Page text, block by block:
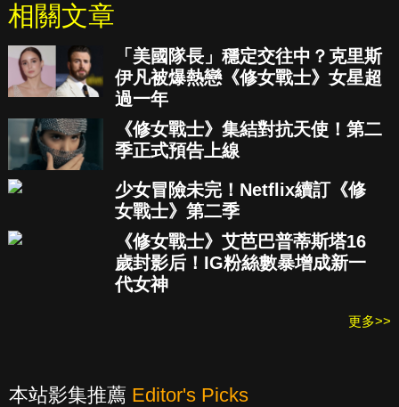
相關文章
「美國隊長」穩定交往中？克里斯
伊凡被爆熱戀《修女戰士》女星超
過一年
《修女戰士》集結對抗天使！第二
季正式預告上線
少女冒險未完！Netflix續訂《修
女戰士》第二季
《修女戰士》艾芭巴普蒂斯塔16
歲封影后！IG粉絲數暴增成新一
代女神
更多>>
本站影集推薦 Editor's Picks